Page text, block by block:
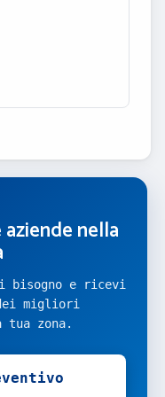
nella
e ricevi
migliori
zona.